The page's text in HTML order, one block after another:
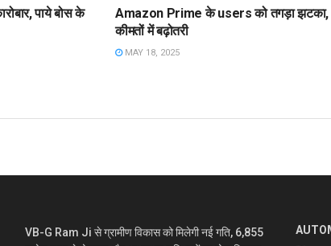
पाये बोस के
Amazon Prime के users को तगड़ा झटका,
कीमतों में बढ़ोतरी
MAY 18, 2025
VB-G Ram Ji से ग्रामीण विकास को मिलेगी नई गति, 6,855